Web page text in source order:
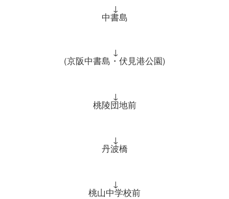
↓
中書島
↓
(京阪中書島・伏見港公園)
↓
桃陵団地前
↓
丹波橋
↓
桃山中学校前